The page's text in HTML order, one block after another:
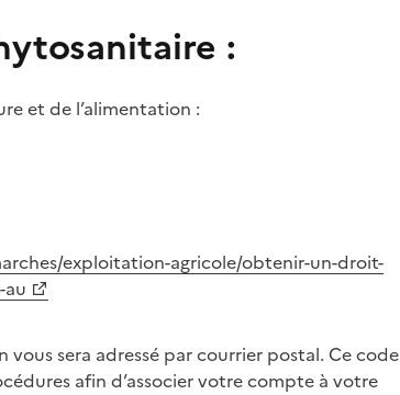
:
et de l’alimentation :
exploitation-agricole/obtenir-un-droit-
sera adressé par courrier postal. Ce code
afin d’associer votre compte à votre